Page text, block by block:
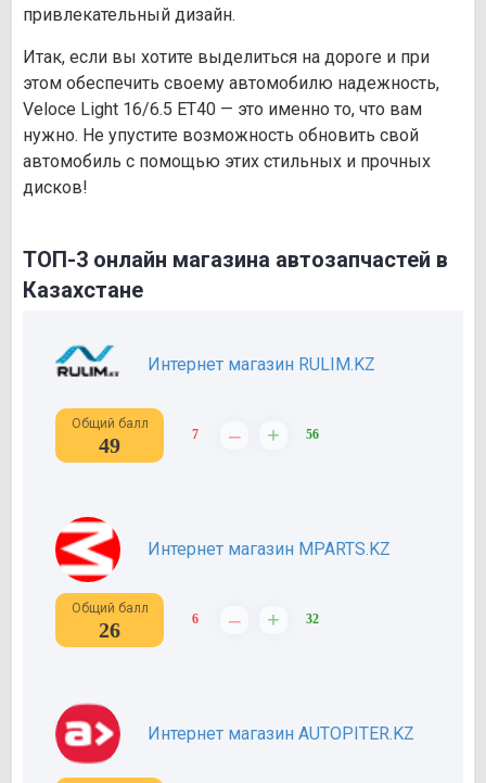
привлекательный дизайн.
Итак, если вы хотите выделиться на дороге и при
этом обеспечить своему автомобилю надежность,
Veloce Light 16/6.5 ET40 — это именно то, что вам
нужно. Не упустите возможность обновить свой
автомобиль с помощью этих стильных и прочных
дисков!
ТОП-3 онлайн магазина автозапчастей в
Казахстане
Интернет магазин RULIM.KZ
Общий балл
49 7 – + 56
Интернет магазин MPARTS.KZ
Общий балл
26 6 – + 32
Интернет магазин AUTOPITER.KZ